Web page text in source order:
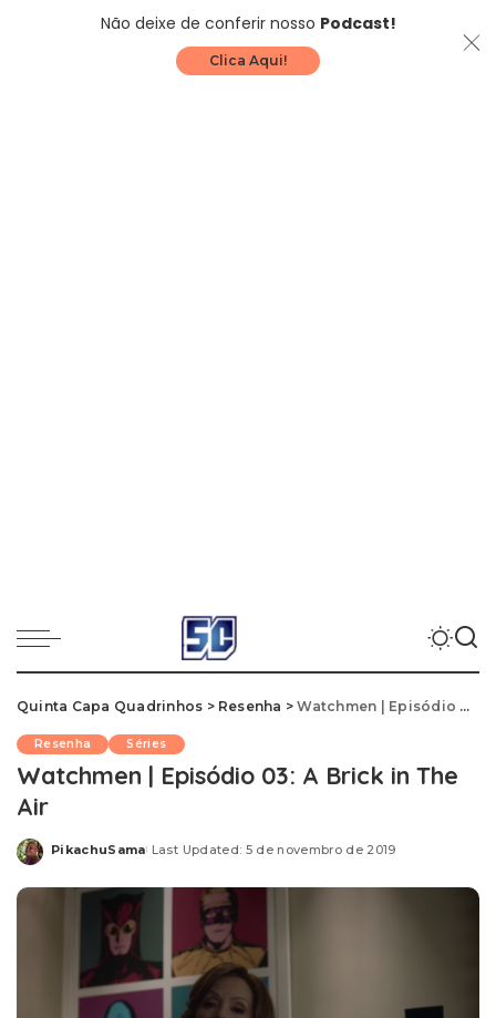
Não deixe de conferir nosso Podcast!
Clica Aqui!
Quinta Capa Quadrinhos > Resenha >Watchmen | Episódio 03: A Brick in The Air
Resenha Séries
Watchmen | Episódio 03: A Brick in The
Air
Posted
PikachuSama Last Updated: 5 de novembro de 2019